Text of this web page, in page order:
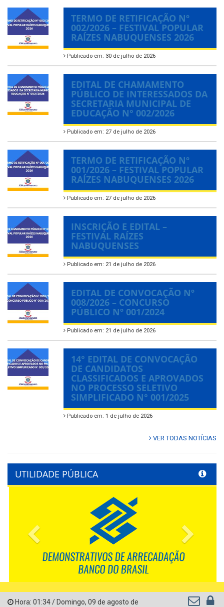
TERMO DE RETIFICAÇÃO Nº
002/2026 – FESTIVAL POPULAR
RAÍZES NABUQUENSES 2026
Publicado em: 30 de julho de 2026
EDITAL DE CHAMAMENTO
PÚBLICO DE INTERESSADOS DA
SECRETARIA MUNICIPAL DE
EDUCAÇÃO N° 002/2026
Publicado em: 27 de julho de 2026
TERMO DE RETIFICAÇÃO Nº
001/2026 – FESTIVAL POPULAR
RAÍZES NABUQUENSES 2026
Publicado em: 27 de julho de 2026
INSCRIÇÃO E EDITAL –
FESTIVAL RAÍZES
NABUQUENSES
Publicado em: 21 de julho de 2026
EDITAL DE CONVOCAÇÃO Nº
008/2026 – CONCURSO
PÚBLICO Nº 001/2024
Publicado em: 21 de julho de 2026
14° EDITAL DE CONVOCAÇÃO
DE CANDIDATOS
CLASSIFICADOS E APROVADOS
NO PROCESSO SELETIVO
SIMPLIFICADO N° 001/2025
Publicado em: 1 de julho de 2026
VER TODAS NOTÍCIAS
UTILIDADE PÚBLICA
Hora: 01:34/ Domingo, 09 de agosto de